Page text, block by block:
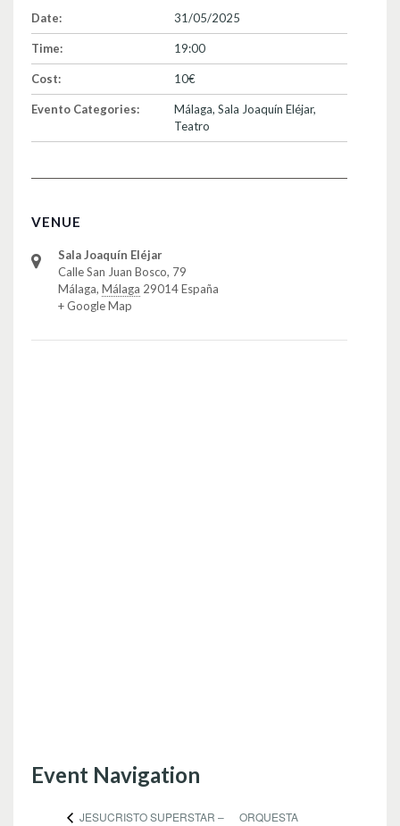
Date: 31/05/2025
Time: 19:00
Cost: 10€
Evento Categories: Málaga, Sala Joaquín Eléjar,
Teatro
VENUE
Sala Joaquín Eléjar
Calle San Juan Bosco, 79
Málaga, Málaga 29014España
+ Google Map
Event Navigation
JESUCRISTO SUPERSTAR –
ORQUESTA